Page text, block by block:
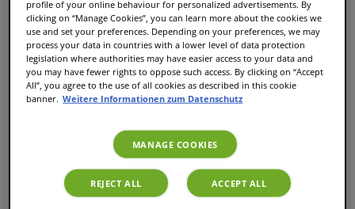
anderen Kunden teilen, wie du einen Artikel erlebt
hast. Beachte beim Verfassen einer Bewertung unsere
Bedingungen, und deine Bewertung wird schnell
veröffentlicht.
Ihre Bewertung wird nicht
veröffentlicht, wenn sie Folgendes
1. It contains:
profile of your online behaviour for personalized advertisements. By
clicking on “Manage Cookies”, you can learn more about the cookies we
use and set your preferences. Depending on your preferences, we may
process your data in countries with a lower level of data protection
legislation where authorities may have easier access to your data and
you may have fewer rights to oppose such access. By clicking on “Accept
All”, you agree to the use of all cookies as described in this cookie
banner. Weitere Informationen zum Datenschutz
MANAGE COOKIES
REJECT ALL ACCEPT ALL